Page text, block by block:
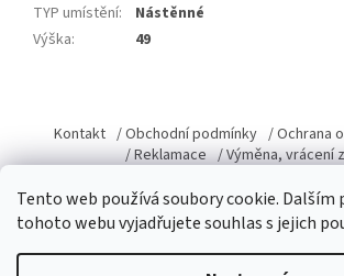
Tento web používá soubory cookie. Dalším
tohoto webu vyjadřujete souhlas s jejich
TYP umístění:
Nástěnné
Výška: 49
p
a
Kontakt / Obchodní podmínky / Ochrana
/ Reklamace / Výměna, vrácení